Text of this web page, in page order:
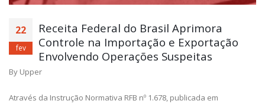
22
fev
Receita Federal do Brasil Aprimora
Controle na Importação e Exportação
Envolvendo Operações Suspeitas
By Upper
Através da Instrução Normativa RFB nº 1.678, publicada em